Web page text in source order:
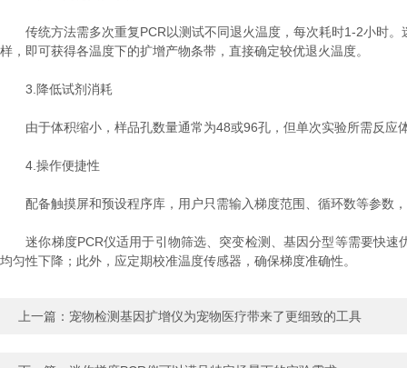
传统方法需多次重复PCR以测试不同退火温度，每次耗时1-2小时。
样，即可获得各温度下的扩增产物条带，直接确定较优退火温度。
3.降低试剂消耗
由于体积缩小，样品孔数量通常为48或96孔，但单次实验所需反应
4.操作便捷性
配备触摸屏和预设程序库，用户只需输入梯度范围、循环数等参数
迷你梯度PCR仪适用于引物筛选、突变检测、基因分型等需要快速
均匀性下降；此外，应定期校准温度传感器，确保梯度准确性。
上一篇： 宠物检测基因扩增仪为宠物医疗带来了更细致的工具